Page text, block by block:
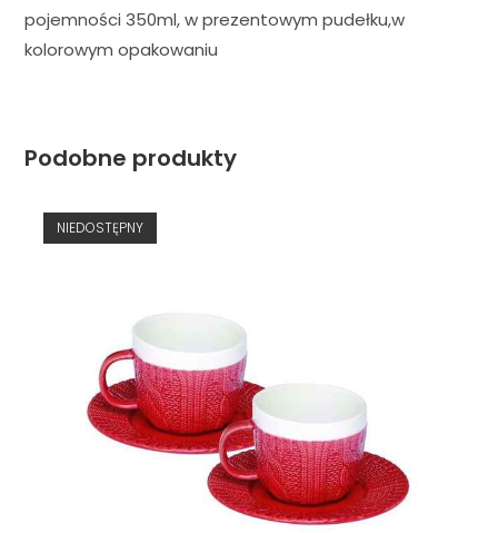
pojemności 350ml, w prezentowym pudełku,w
kolorowym opakowaniu
Podobne produkty
NIEDOSTĘPNY